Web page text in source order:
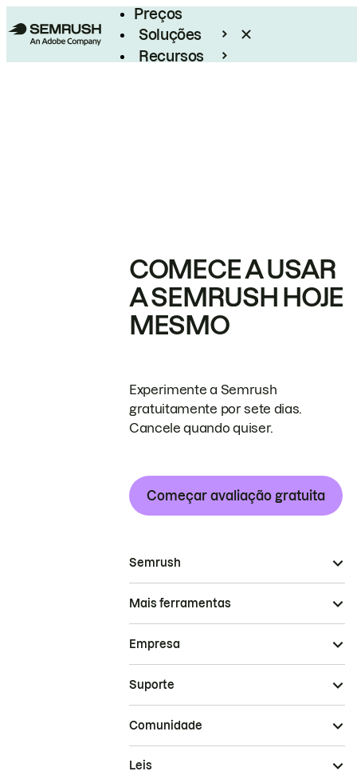
Preços
Soluções
Recursos
COMECE A USAR
A SEMRUSH HOJE
MESMO
Experimente a Semrush
gratuitamente por sete dias.
Cancele quando quiser.
Começar avaliação gratuita
Semrush
Mais ferramentas
Empresa
Suporte
Comunidade
Leis